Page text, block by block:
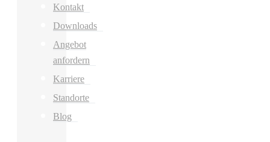
Kontakt
Downloads
Angebot
anfordern
Karriere
Standorte
Blog